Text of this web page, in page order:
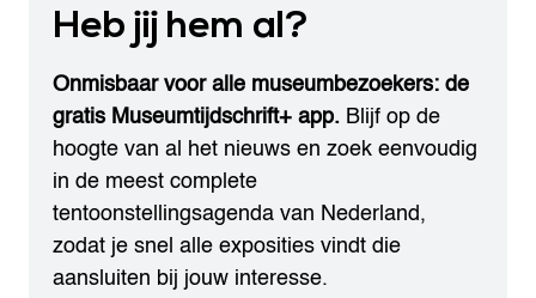
Heb jij hem al?
Onmisbaar voor alle museumbezoekers: de
gratis Museumtijdschrift+ app. Blijf op de
hoogte van al het nieuws en zoek eenvoudig
in de meest complete
tentoonstellingsagenda van Nederland,
zodat je snel alle exposities vindt die
aansluiten bij jouw interesse.